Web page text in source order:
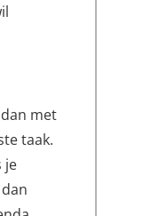
met
taak.
je